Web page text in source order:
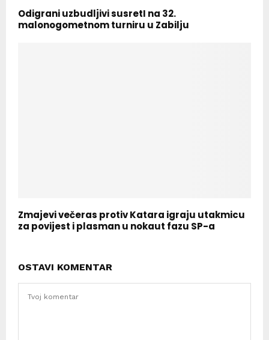
Odigrani uzbudljivi susretI na 32.
malonogometnom turniru u Zabilju
Zmajevi večeras protiv Katara igraju utakmicu
za povijest i plasman u nokaut fazu SP-a
OSTAVI KOMENTAR